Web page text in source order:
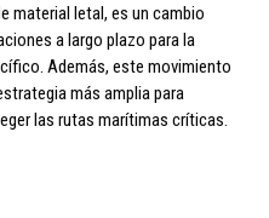
material letal, es un cambio
a largo plazo para la
Además, este movimiento
más amplia para
las rutas marítimas críticas.